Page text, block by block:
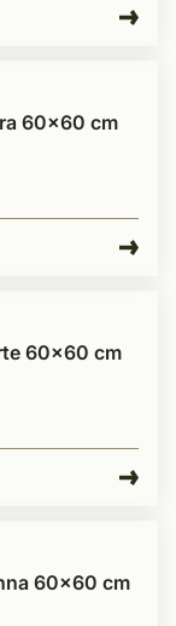
60x60 cm
60x60 cm
60x60 cm